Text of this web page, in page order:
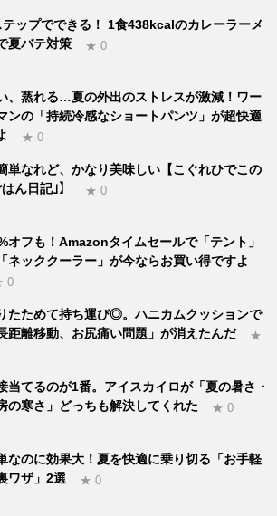
テップでできる！ 1食438kcalのカレーラーメ
夏バテ対策
★ 0
、蒸れる…夏の外出のストレスが激減！ワー
ンの「持続冷感なショートパンツ」が超快適
★ 0
単なれど、かなり美味しい【こぐれひでこの
はん日記｣】
★ 0
オフも！Amazonタイムセールで「テント」
ネッククーラー」が今ならお買い得ですよ
0
たためて持ち運び◎。ハニカムクッションで
長距離移動、お尻痛い問題」が消えたんだ
★
当てるのが1番。アイスカイロが「夏の暑さ・
の寒さ」どっちも解決してくれた
★ 0
なのに効果大！夏を快適に乗り切る「お手軽
ワザ」2選
★ 0